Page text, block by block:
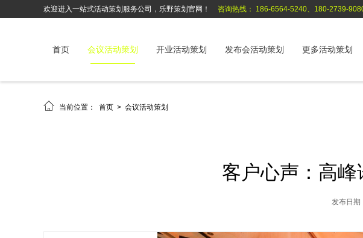
欢迎进入一站式活动策划服务公司，乐野策划官网！ 咨询热线： 186-6564-5240、180-2739-
首页 会议活动策划 开业活动策划 发布会活动策划 更多活动策划
 当前位置： 首页 > 会议活动策划
客户心声：高
发布日